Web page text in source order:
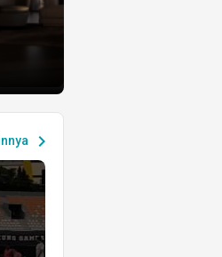
chevron_right